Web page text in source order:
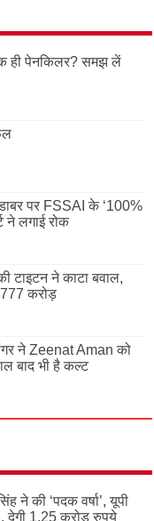
ही पेनकिलर? समझ लें
पर FSSAI के ‘100%
ने लगाई रोक
टाइटन ने काटा बवाल,
करोड़
ने Zeenat Aman को
बाद भी है कल्ट
ने की ‘पदक वर्षा’, यूपी
देगी 1.25 करोड़ रुपये